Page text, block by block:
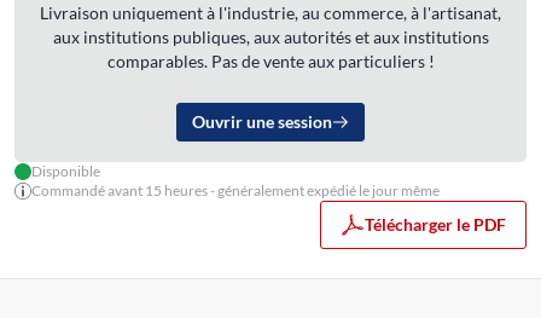
Livraison uniquement à l'industrie, au commerce, à l'artisanat,
aux institutions publiques, aux autorités et aux institutions
comparables. Pas de vente aux particuliers !
Ouvrir une session
Disponible
Commandé avant 15 heures - généralement expédié le jour même
Télécharger le PDF